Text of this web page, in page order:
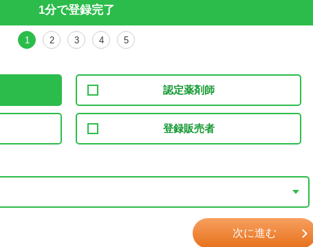
1分で登録完了
1 2 3 4 5
認定薬剤師
登録販売者
次に進む